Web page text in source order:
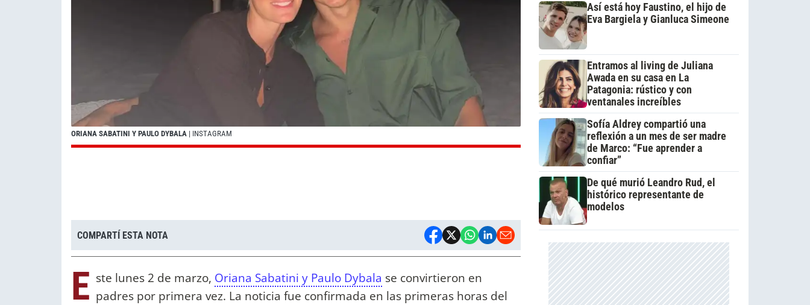
ORIANA SABATINI Y PAULO DYBALA | INSTAGRAM
COMPARTÍ ESTA NOTA
E ste lunes 2 de marzo, Oriana Sabatini y Paulo Dybala se convirtieron en
padres por primera vez. La noticia fue confirmada en las primeras horas del
Así está hoy Faustino, el hijo de
Eva Bargiela y Gianluca Simeone
Entramos al living de Juliana
Awada en su casa en La
Patagonia: rústico y con
ventanales increíbles
Sofía Aldrey compartió una
reflexión a un mes de ser madre
de Marco: “Fue aprender a
confiar”
De qué murió Leandro Rud, el
histórico representante de
modelos